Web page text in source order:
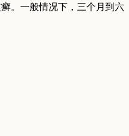
。一般情况下，三个月到六